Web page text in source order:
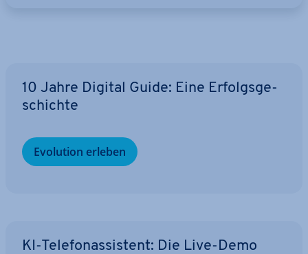
10 Jahre Digital Guide: Eine Er­folgs­ge­
schich­te
Evolution erleben
KI-Te­le­fon­as­sis­tent: Die Live-Demo